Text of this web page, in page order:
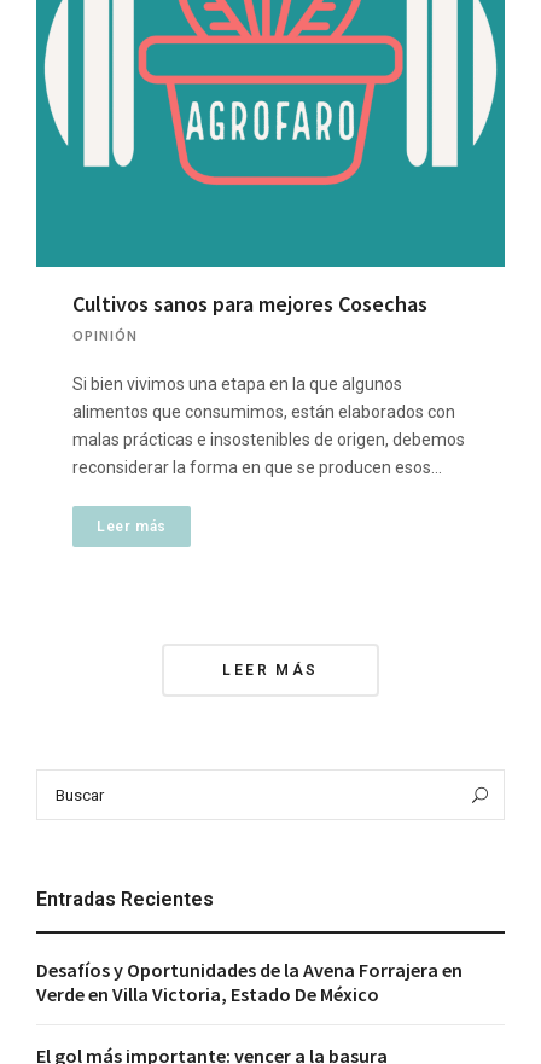
Cultivos sanos para mejores Cosechas
OPINIÓN
Si bien vivimos una etapa en la que algunos
alimentos que consumimos, están elaborados con
malas prácticas e insostenibles de origen, debemos
reconsiderar la forma en que se producen esos…
Leer más
PostsLEER MÁS
Entradas Recientes
Desafíos y Oportunidades de la Avena Forrajera en
Verde en Villa Victoria, Estado De México
El gol más importante: vencer a la basura